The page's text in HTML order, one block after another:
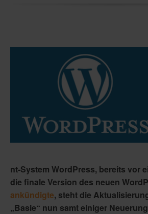
nt-System WordPress, bereits vor
die finale Version des neuen
ankündigte, steht die
„Basie“ nun samt einiger